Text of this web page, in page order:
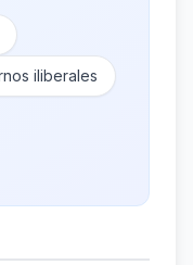
iliberales